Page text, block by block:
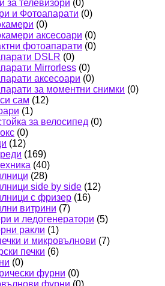
за телевизори (0)
и Фотоапарати (0)
(0)
аксесоари (0)
фотоапарати (0)
DSLR (0)
Mirrorless (0)
аксесоари (0)
за моментни снимки (0)
сам (12)
(1)
за велосипед (0)
(0)
(12)
(169)
(40)
(28)
side by side (12)
с фризер (16)
витрини (7)
и ледогенератори (5)
ракли (1)
и микровълнови (7)
печки (6)
(0)
фурни (0)
фурни (0)